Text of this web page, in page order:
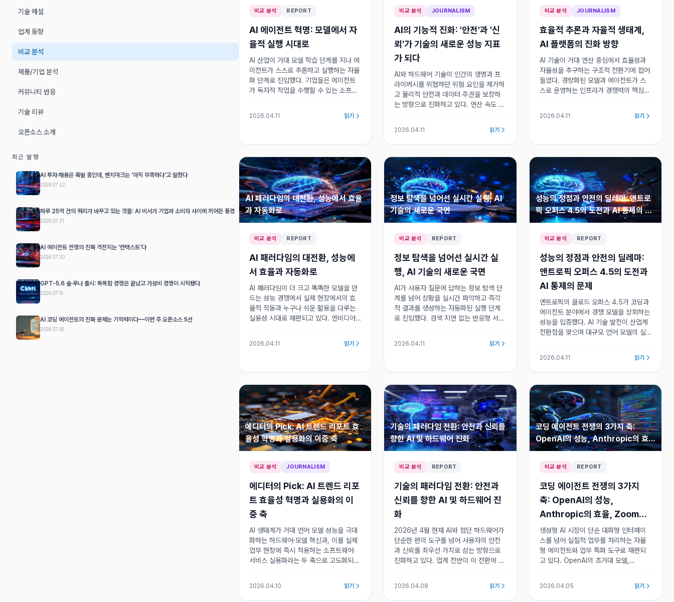
기술 해설
업계 동향
비교 분석
제품/기업 분석
커뮤니티 반응
기술 리뷰
오픈소스 소개
최근 발행
AI 투자·채용은 폭발 중인데, 벤치마크는 '아직 부족하다'고 말한다
2026.07.22
하루 25억 건의 쿼리가 바꾸고 있는 것들: AI 비서가 기업과 소비자 사이에 끼어든 풍경
2026.07.21
AI 에이전트 전쟁의 진짜 격전지는 '컨텍스트'다
2026.07.20
GPT-5.6 솔·루나 출시: 똑똑함 경쟁은 끝났고 가성비 경쟁이 시작됐다
2026.07.15
AI 코딩 에이전트의 진짜 문제는 기억력이다—이번 주 오픈소스 5선
2026.07.05
비교 분석 REPORT
AI 에이전트 혁명: 모델에서 자
율적 실행 시대로
AI 산업이 거대 모델 학습 단계를 지나 에
이전트가 스스로 추론하고 실행하는 자율
화 단계로 진입했다. 기업들은 에이전트
가 독자적 작업을 수행할 수 있는 소프트
2026.04.11 읽기
비교 분석 JOURNALISM
AI의 기능적 진화: '안전'과 '신
뢰'가 기술의 새로운 성능 지표
가 되다
AI와 하드웨어 기술이 인간의 생명과 프
라이버시를 위협하던 위험 요인을 제거하
고 물리적 안전과 데이터 주권을 보장하
는 방향으로 진화하고 있다. 연산 속도 경
2026.04.11 읽기
비교 분석 JOURNALISM
효율적 추론과 자율적 생태계,
AI 플랫폼의 진화 방향
AI 기술이 거대 연산 중심에서 효율성과
자율성을 추구하는 구조적 전환기에 접어
들었다. 경량화된 모델과 에이전트가 스
스로 운영하는 인프라가 경쟁력의 핵심이
2026.04.11 읽기
AI 패러다임의 대전환, 성능에서 효율
과 자동화로
비교 분석 REPORT
AI 패러다임의 대전환, 성능에
서 효율과 자동화로
AI 패러다임이 더 크고 똑똑한 모델을 만
드는 성능 경쟁에서 실제 현장에서의 효
율적 작동과 누구나 쉬운 활용을 다루는
실용성 시대로 재편되고 있다. 엔비디아,
2026.04.11 읽기
정보 탐색을 넘어선 실시간 실행, AI
기술의 새로운 국면
비교 분석 REPORT
정보 탐색을 넘어선 실시간 실
행, AI 기술의 새로운 국면
AI가 사용자 질문에 답하는 정보 탐색 단
계를 넘어 상황을 실시간 파악하고 즉각
적 결과를 생성하는 자동화된 실행 단계
로 진입했다. 검색 지연 없는 반응형 서비
새로운 시대를 열고 있다.
2026.04.11 읽기
성능의 정점과 안전의 딜레마: 앤트로
픽 오퍼스 4.5의 도전과 AI 통제의 문
제
비교 분석 REPORT
성능의 정점과 안전의 딜레마:
앤트로픽 오퍼스 4.5의 도전과
AI 통제의 문제
앤트로픽의 클로드 오퍼스 4.5가 코딩과
에이전트 분야에서 경쟁 모델을 상회하는
성능을 입증했다. AI 기술 발전이 산업계
전환점을 맞으며 대규모 언어 모델의 실
2026.04.11 읽기
에디터의 Pick: AI 트렌드 리포트 효
율성 혁명과 실용화의 이중 축
비교 분석 JOURNALISM
에디터의 Pick: AI 트렌드 리포
트 효율성 혁명과 실용화의 이
중 축
AI 생태계가 거대 언어 모델 성능을 극대
화하는 하드웨어·모델 혁신과, 이를 실제
업무 현장에 즉시 적용하는 소프트웨어·
서비스 실용화라는 두 축으로 고도화되고
2026.04.10 읽기
기술의 패러다임 전환: 안전과 신뢰를
향한 AI 및 하드웨어 진화
비교 분석 REPORT
기술의 패러다임 전환: 안전과
신뢰를 향한 AI 및 하드웨어 진
화
2026년 4월 현재 AI와 첨단 하드웨어가
단순한 편의 도구를 넘어 사용자의 안전
과 신뢰를 최우선 가치로 삼는 방향으로
진화하고 있다. 업계 전반이 이 전환에 맞
2026.04.08 읽기
코딩 에이전트 전쟁의 3가지 축:
OpenAI의 성능, Anthropic의 효
율, Zoom의 확장
비교 분석 REPORT
코딩 에이전트 전쟁의 3가지
축: OpenAI의 성능,
Anthropic의 효율, Zoom의
확장
생성형 AI 시장이 단순 대화형 인터페이
스를 넘어 실질적 업무를 처리하는 자율
형 에이전트와 업무 특화 도구로 재편되
고 있다. OpenAI의 초거대 모델,
2026.04.05 읽기